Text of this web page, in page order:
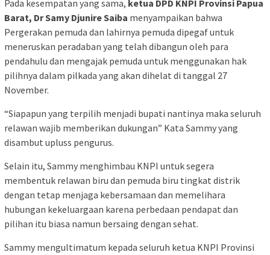
Pada kesempatan yang sama, ketua DPD KNPI Provinsi Papua
Barat, Dr Samy Djunire Saiba menyampaikan bahwa
Pergerakan pemuda dan lahirnya pemuda dipegaf untuk
meneruskan peradaban yang telah dibangun oleh para
pendahulu dan mengajak pemuda untuk menggunakan hak
pilihnya dalam pilkada yang akan dihelat di tanggal 27
November.
“Siapapun yang terpilih menjadi bupati nantinya maka seluruh
relawan wajib memberikan dukungan” Kata Sammy yang
disambut upluss pengurus.
Selain itu, Sammy menghimbau KNPI untuk segera
membentuk relawan biru dan pemuda biru tingkat distrik
dengan tetap menjaga kebersamaan dan memelihara
hubungan kekeluargaan karena perbedaan pendapat dan
pilihan itu biasa namun bersaing dengan sehat.
Sammy mengultimatum kepada seluruh ketua KNPI Provinsi